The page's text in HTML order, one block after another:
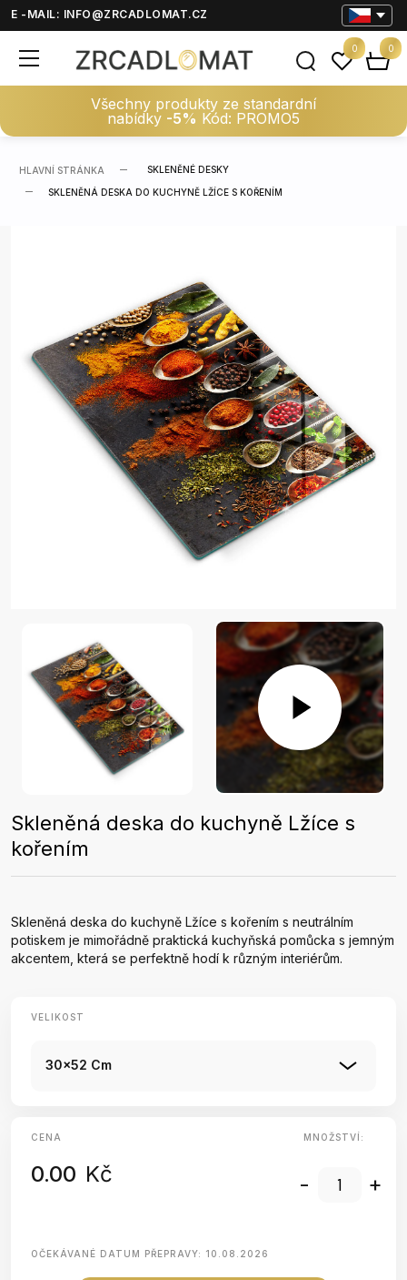
E -MAIL: INFO@ZRCADLOMAT.CZ
Všechny produkty ze standardní
nabídky -5% Kód: PROMO5
0 0
HLAVNÍ STRÁNKA SKLENĚNÉ DESKY
SKLENĚNÁ DESKA DO KUCHYNĚ LŽÍCE S KOŘENÍM
Skleněná deska do kuchyně Lžíce s
kořením
Skleněná deska do kuchyně Lžíce s kořením s neutrálním
potiskem je mimořádně praktická kuchyňská pomůcka s jemným
akcentem, která se perfektně hodí k různým interiérům.
VELIKOST
30x52 Cm
CENA
0.00 Kč
MNOŽSTVÍ:
- +
OČEKÁVANÉ DATUM PŘEPRAVY: 10.08.2026